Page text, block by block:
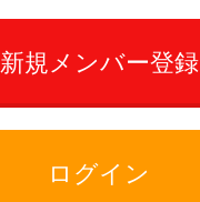
新規メンバー登録
ログイン